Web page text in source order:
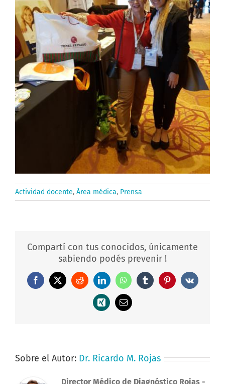
Actividad docente, Área médica, Prensa
Compartí con tus conocidos, únicamente
sabiendo podés prevenir !
Facebook
X RedditLinkedInWhatsAppTumblrPinterestVk
Xing
Correo
electrónico
Sobre el Autor: Dr. Ricardo M. Rojas
Director Médico de Diagnóstico Rojas -